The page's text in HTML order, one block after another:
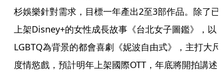
杉娛樂針對需求，目標一年產出2至3部作品。除了已
上架Disney+的女性成長故事《台北女子圖鑑》，以
LGBTQ為背景的都會喜劇《妮波自由式》，主打大尺
度情慾戲，預計明年上架國際OTT，年底將開拍講述